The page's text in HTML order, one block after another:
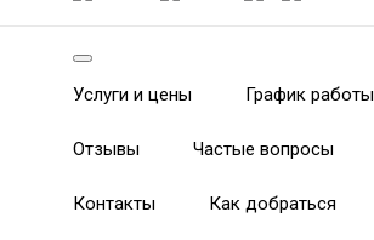
Услуги и цены График работы
Отзывы Частые вопросы
Контакты Как добраться